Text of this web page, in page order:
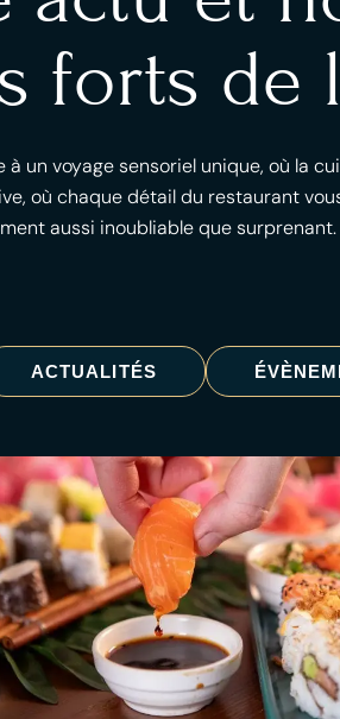
forts de
à un voyage sensoriel unique, où la
où chaque détail du restaurant
aussi inoubliable que surprenant.
ACTUALITÉS